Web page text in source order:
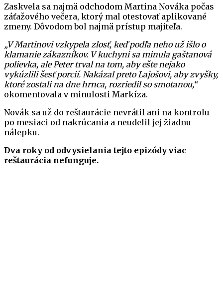
Zaskvela sa najmä odchodom Martina Nováka počas
záťažového večera, ktorý mal otestovať aplikované
zmeny. Dôvodom bol najmä prístup majiteľa.
„V Martinovi vzkypela zlosť, keď podľa neho už išlo o
klamanie zákazníkov. V kuchyni sa minula gaštanová
polievka, ale Peter trval na tom, aby ešte nejako
vykúzlili šesť porcií. Nakázal preto Lajošovi, aby zvyšky,
ktoré zostali na dne hrnca, rozriedil so smotanou,“
okomentovala v minulosti Markíza.
Novák sa už do reštaurácie nevrátil ani na kontrolu
po mesiaci od nakrúcania a neudelil jej žiadnu
nálepku.
Dva roky od odvysielania tejto epizódy viac
reštaurácia nefunguje.